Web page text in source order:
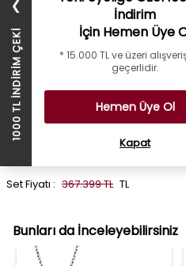
1.11
Set Fiyatı : 367.399 TL TL
Bunları da İnceleyebilirsiniz
❯
1000 TL İNDİRİM ÇEKİ
İndirim
İçin Hemen Üye
* 15.000 TL ve üzeri
geçerlidir.
Hemen Üye Ol
Kapat